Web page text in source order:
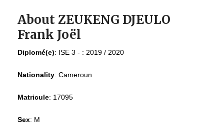
About ZEUKENG DJEULO
Frank Joël
Diplomé(e): ISE 3 - : 2019 / 2020
Nationality: Cameroun
Matricule: 17095
Sex: M